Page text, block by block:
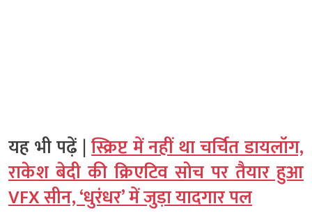
यह भी पढ़ें |स्क्रिप्ट में नहीं था चर्चित डायलॉग,
राकेश बेदी की क्रिएटिव सोच पर तैयार हुआ
VFX सीन, ‘धुरंधर’ में जुड़ा यादगार पल